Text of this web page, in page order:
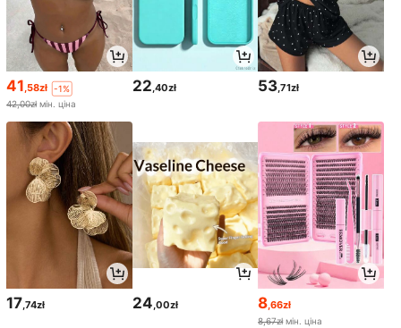
41,58zł
-1%
42,00zł мін. ціна
22,40zł 53,71zł
17,74zł 24,00zł 8,66zł
8,67zł мін. ціна